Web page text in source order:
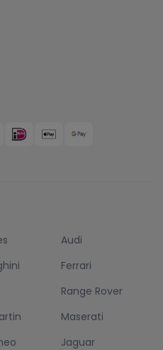
Audi
Ferrari
Range Rover
Maserati
Jaguar